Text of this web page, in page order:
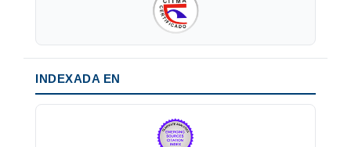
INDEXADA EN